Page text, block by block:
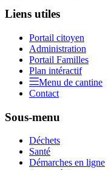
Liens utiles
Portail citoyen
Administration
Portail Familles
Plan intéractif
Menu de cantine
Contact
Sous-menu
Déchets
Santé
Démarches en ligne